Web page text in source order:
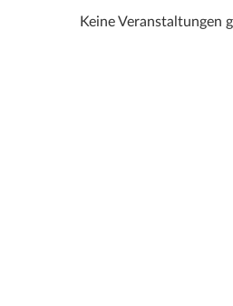
Keine Veranstaltungen